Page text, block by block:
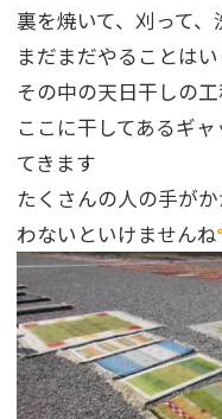
裏を焼いて、刈って、
まだまだやることは
その中の天日干しの
ここに干してあるギ
てきます
たくさんの人の手が
わないといけませんね